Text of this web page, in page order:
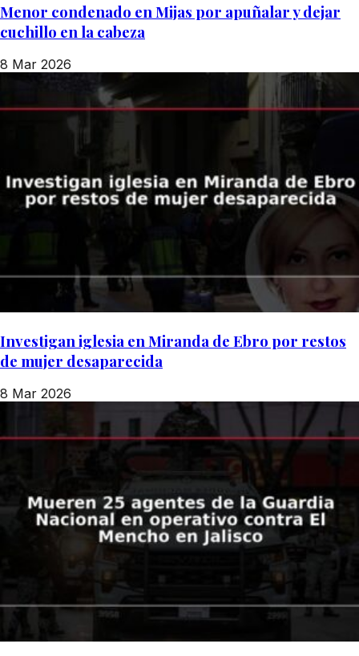
Menor condenado en Mijas por apuñalar y dejar
cuchillo en la cabeza
8 Mar 2026
Investigan iglesia en Miranda de Ebro por restos
de mujer desaparecida
8 Mar 2026